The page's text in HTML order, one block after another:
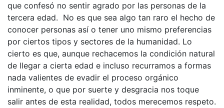
que confesó no sentir agrado por las personas de la
tercera edad. No es que sea algo tan raro el hecho de
conocer personas así o tener uno mismo preferencias
por ciertos tipos y sectores de la humanidad. Lo
cierto es que, aunque rechacemos la condición natural
de llegar a cierta edad e incluso recurramos a formas
nada valientes de evadir el proceso orgánico
inminente, o que por suerte y desgracia nos toque
salir antes de esta realidad, todos merecemos respeto.